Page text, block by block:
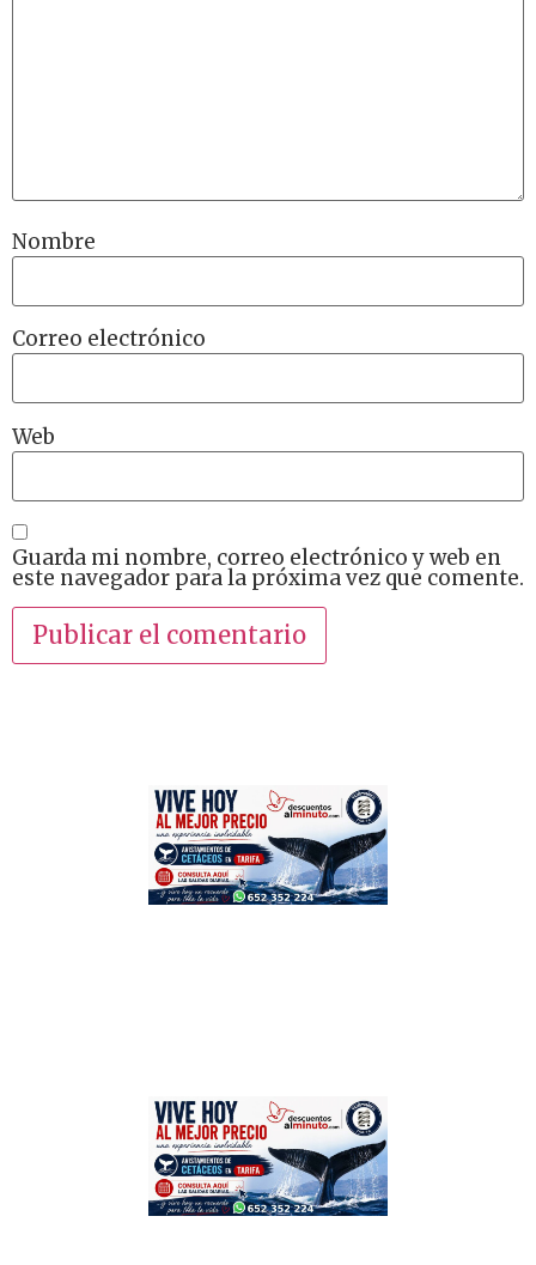
Nombre
Correo electrónico
Web
Guarda mi nombre, correo electrónico y web en
este navegador para la próxima vez que comente.